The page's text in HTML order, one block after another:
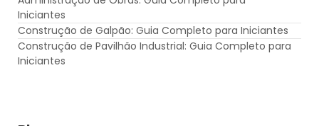
Iniciantes
Construção de Galpão: Guia Completo para Iniciantes
Construção de Pavilhão Industrial: Guia Completo para
Iniciantes